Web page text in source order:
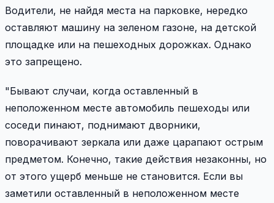
Водители, не найдя места на парковке, нередко
оставляют машину на зеленом газоне, на детской
площадке или на пешеходных дорожках. Однако
это запрещено.
"Бывают случаи, когда оставленный в
неположенном месте автомобиль пешеходы или
соседи пинают, поднимают дворники,
поворачивают зеркала или даже царапают острым
предметом. Конечно, такие действия незаконны, но
от этого ущерб меньше не становится. Если вы
заметили оставленный в неположенном месте